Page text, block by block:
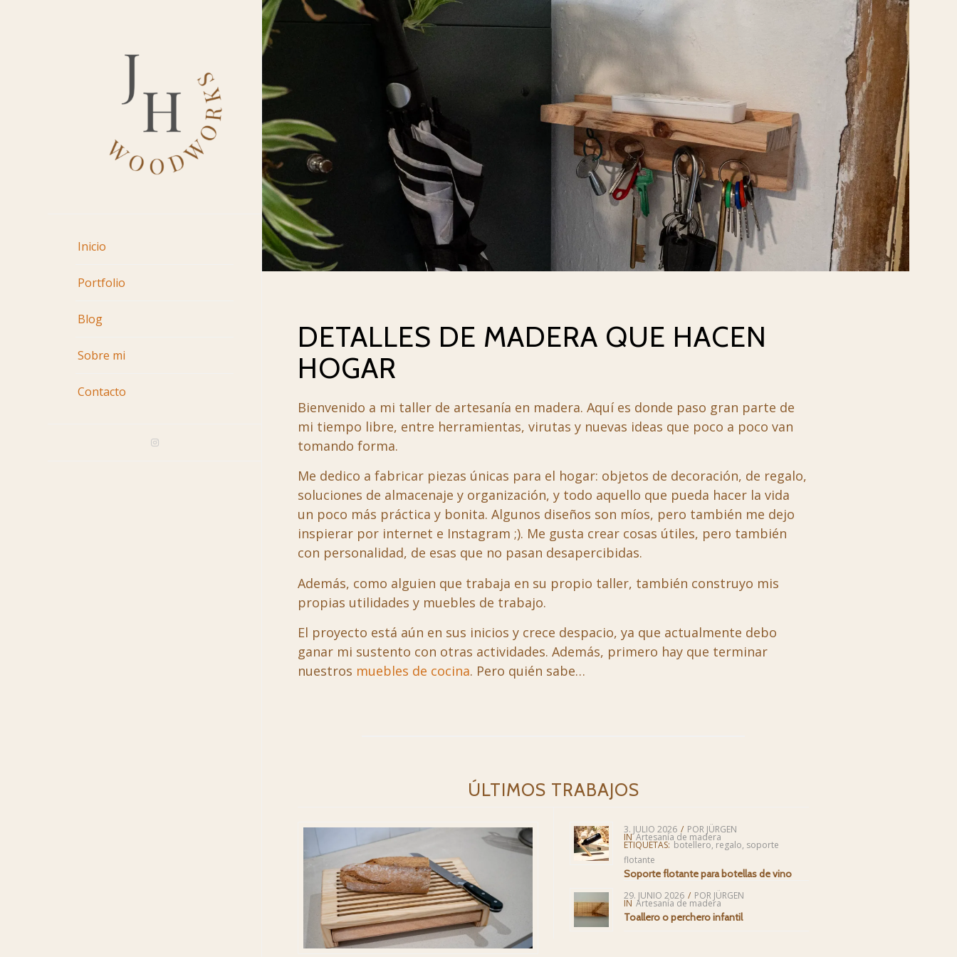
Inicio
Portfolio
Blog
Sobre mi
Contacto
DETALLES DE MADERA QUE HACEN
HOGAR
Bienvenido a mi taller de artesanía en madera. Aquí es donde paso gran parte de
mi tiempo libre, entre herramientas, virutas y nuevas ideas que poco a poco van
tomando forma.
Me dedico a fabricar piezas únicas para el hogar: objetos de decoración, de regalo,
soluciones de almacenaje y organización, y todo aquello que pueda hacer la vida
un poco más práctica y bonita. Algunos diseños son míos, pero también me dejo
inspierar por internet e Instagram ;). Me gusta crear cosas útiles, pero también
con personalidad, de esas que no pasan desapercibidas.
Además, como alguien que trabaja en su propio taller, también construyo mis
propias utilidades y muebles de trabajo.
El proyecto está aún en sus inicios y crece despacio, ya que actualmente debo
ganar mi sustento con otras actividades. Además, primero hay que terminar
nuestros muebles de cocina. Pero quién sabe…
ÚLTIMOS TRABAJOS
3. JULIO 2026 / POR JÜRGEN
IN Artesanía de madera
ETIQUETAS: botellero, regalo, soporte
flotante
Soporte flotante para botellas de vino
29. JUNIO 2026 / POR JÜRGEN
IN Artesanía de madera
Toallero o perchero infantil